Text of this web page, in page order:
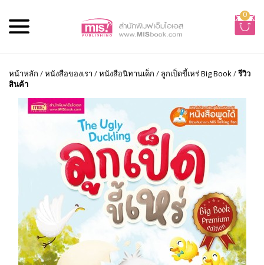
0
หน้าหลัก /หนังสือของเรา /หนังสือนิทานเด็ก / ลูกเป็ดขี้เหร่ Big Book/รีวิว
สินค้า